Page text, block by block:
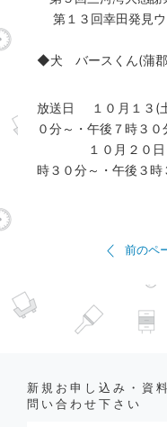
第１３回幸田発見ウ
◆犬 バースくん(蒲郡
放送日 １０月１３(
０分～・午後７時３
１０月２０日(土
時３０分～・午後３時
前のペ
新規お申し込み・資
問い合わせ下さい